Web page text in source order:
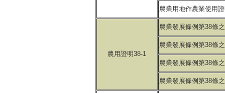
農業用地作農業使用
農用證明38-1
農業發展條例第38條
農業發展條例第38條
農業發展條例第38條
農業發展條例第38條